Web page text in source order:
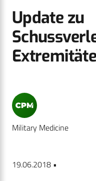
Update zu
Military Medicine
19.06.2018 •